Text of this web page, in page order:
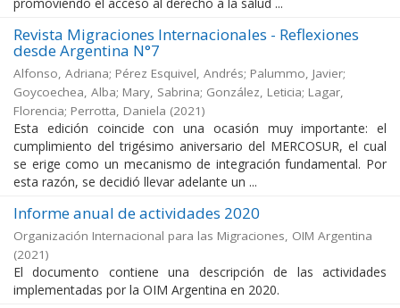
Revista Migraciones Internacionales - Reflexiones
desde Argentina N°7
Alfonso, Adriana; Pérez Esquivel, Andrés; Palummo, Javier;
Goycoechea, Alba; Mary, Sabrina; González, Leticia; Lagar,
Florencia; Perrotta, Daniela (2021)
Esta edición coincide con una ocasión muy importante: el
cumplimiento del trigésimo aniversario del MERCOSUR, el cual
se erige como un mecanismo de integración fundamental. Por
esta razón, se decidió llevar adelante un ...
Informe anual de actividades 2020
Organización Internacional para las Migraciones, OIM Argentina
(2021)
El documento contiene una descripción de las actividades
implementadas por la OIM Argentina en 2020.